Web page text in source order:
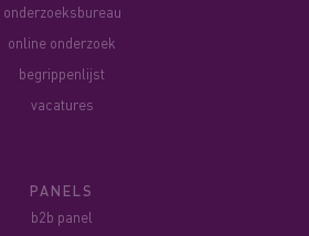
onderzoeksbureau
online onderzoek
begrippenlijst
vacatures
PANELS
b2b panel